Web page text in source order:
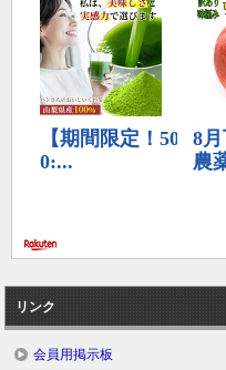
リンク
会員用掲示板